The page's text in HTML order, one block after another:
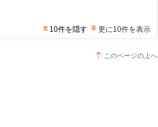
10件を隠す 更に10件を表示
このページの上へ